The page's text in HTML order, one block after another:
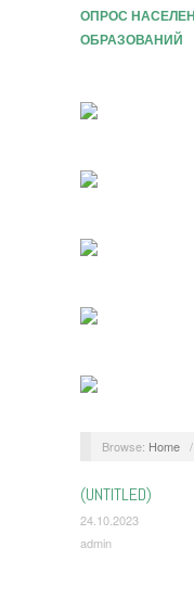
ОПРОС
ОБРАЗОВАНИЙ
Browse: Home /
(UNTITLED)
24.10.2023
admin